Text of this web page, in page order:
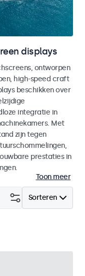
displays
ontworpen
high-speed craft
beschikken over
integratie in
Met
zijn tegen
prestaties in
Toon meer
Sorteren